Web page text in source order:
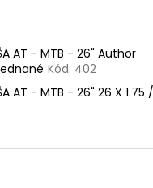
AT - MTB - 26" Author
Kód: 402
AT - MTB - 26" 26 X 1.75